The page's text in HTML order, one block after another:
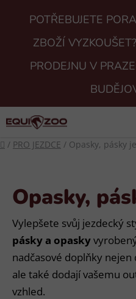
POTŘEBUJETE
ZBOŽÍ
PRODEJNU V
Domů
/ PRO JEZDCE / Opasky, pásky
Opasky,
Vylepšete svůj jezdecký
pásky a opasky
nadčasové doplňky
ale také dodají vašemu
vzhled.